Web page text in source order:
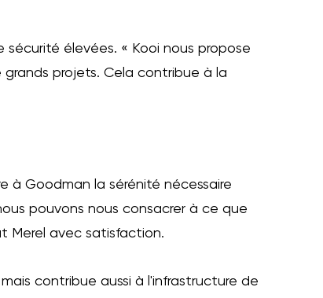
élevées. « Kooi nous propose
projets. Cela contribue à la
à Goodman la sérénité nécessaire
pouvons nous consacrer à ce que
Merel avec satisfaction.
contribue aussi à l'infrastructure de